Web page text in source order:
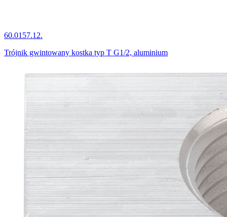
60.0157.12.
Trójnik gwintowany kostka typ T G1/2, aluminium